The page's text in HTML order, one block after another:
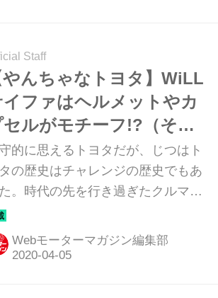
Staff
やんちゃなトヨタ】WiLL
イファはヘルメットやカ
セルがモチーフ!?（その
）
的に思えるトヨタだが、じつはト
の歴史はチャレンジの歴史でもあ
。時代の先を行き過ぎたクルマか
一体どうした？ と首をかしげたく
クルマまで、トヨタのチャレンジ
めて俯瞰してみる。第11回は、異
Webモーターマガジン編集部